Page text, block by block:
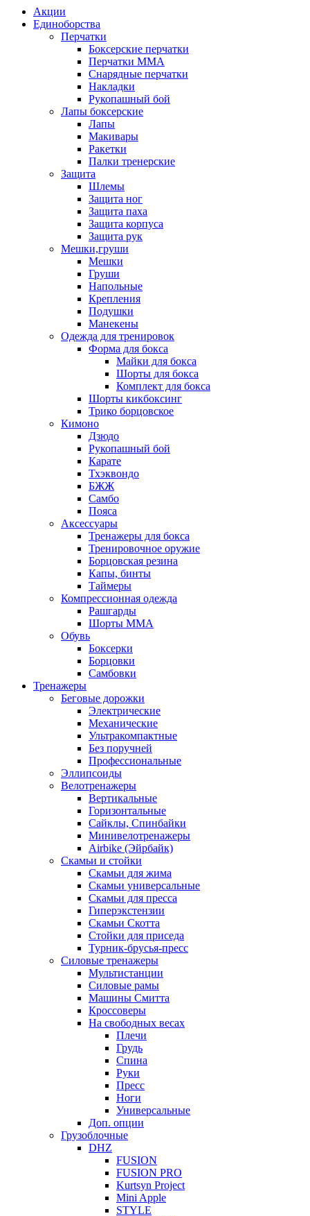
Акции
Единоборства
Перчатки
Боксерские перчатки
Перчатки ММА
Снарядные перчатки
Накладки
Рукопашный бой
Лапы боксерские
Лапы
Макивары
Ракетки
Палки тренерские
Защита
Шлемы
Защита ног
Защита паха
Защита корпуса
Защита рук
Мешки,груши
Мешки
Груши
Напольные
Крепления
Подушки
Манекены
Одежда для тренировок
Форма для бокса
Майки для бокса
Шорты для бокса
Комплект для бокса
Шорты кикбоксинг
Трико борцовское
Кимоно
Дзюдо
Рукопашный бой
Карате
Тхэквондо
БЖЖ
Самбо
Пояса
Аксессуары
Тренажеры для бокса
Тренировочное оружие
Борцовская резина
Капы, бинты
Таймеры
Компрессионная одежда
Рашгарды
Шорты MMA
Обувь
Боксерки
Борцовки
Самбовки
Тренажеры
Беговые дорожки
Электрические
Механические
Ультракомпактные
Без поручней
Профессиональные
Эллипсоиды
Велотренажеры
Вертикальные
Горизонтальные
Сайклы, Спинбайки
Минивелотренажеры
Airbike (Эйрбайк)
Скамьи и стойки
Скамьи для жима
Скамьи универсальные
Скамьи для пресса
Гиперэкстензии
Скамьи Скотта
Стойки для приседа
Турник-брусья-пресс
Силовые тренажеры
Мультистанции
Силовые рамы
Машины Смитта
Кроссоверы
На свободных весах
Плечи
Грудь
Спина
Руки
Пресс
Ноги
Универсальные
Доп. опции
Грузоблочные
DHZ
FUSION
FUSION PRO
Kurtsyn Project
Mini Apple
STYLE